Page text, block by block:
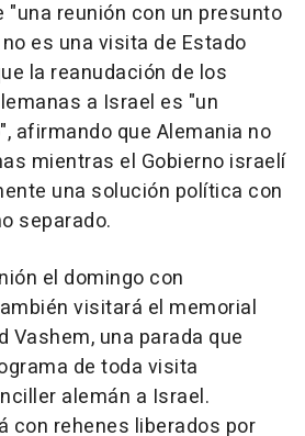
"una reunión con un presunto
es una visita de Estado
la reanudación de los
a Israel es "un
afirmando que Alemania no
mientras el Gobierno israelí
una solución política con
separado.
el domingo con
visitará el memorial
Vashem, una parada que
de toda visita
alemán a Israel.
con rehenes liberados por